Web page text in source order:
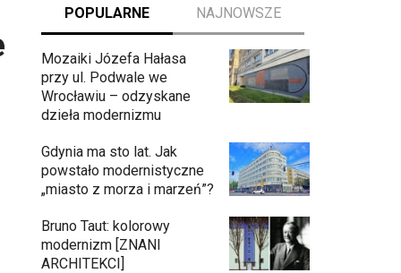
POPULARNE NAJNOWSZE
Mozaiki Józefa Hałasa
przy ul. Podwale we
Wrocławiu – odzyskane
dzieła modernizmu
Gdynia ma sto lat. Jak
powstało modernistyczne
„miasto z morza i marzeń”?
Bruno Taut: kolorowy
modernizm [ZNANI
ARCHITEKCI]